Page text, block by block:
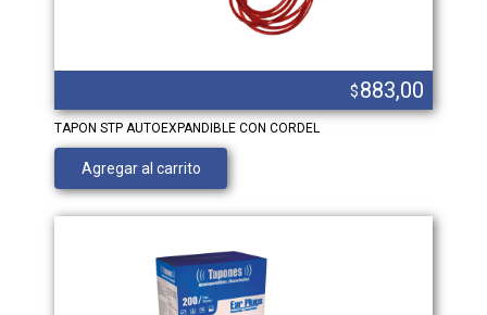
$883,00
TAPON STP AUTOEXPANDIBLE CON CORDEL
Agregar al carrito